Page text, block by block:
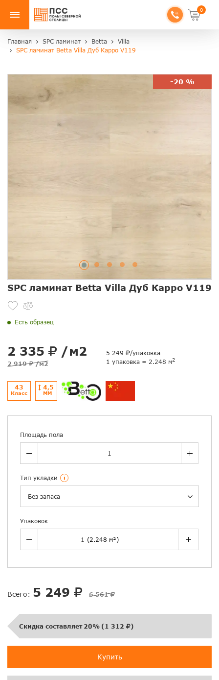
0
Главная SPC ламинат Betta
Villa
SPC ламинат Betta Villa Дуб Карро V119
-20 %
SPC ламинат Betta Villa Дуб Карро V119
Есть образец
2 335 /м2
2 919 /м2
5 249
/упаковка
1 упаковка = 2.248 м2
43
Класс
4,5
ММ
Площадь пола
Тип укладки i
Без запаса
Упаковок
Всего: 5 249 6 561
Скидка составляет 20% (1 312 )
Купить